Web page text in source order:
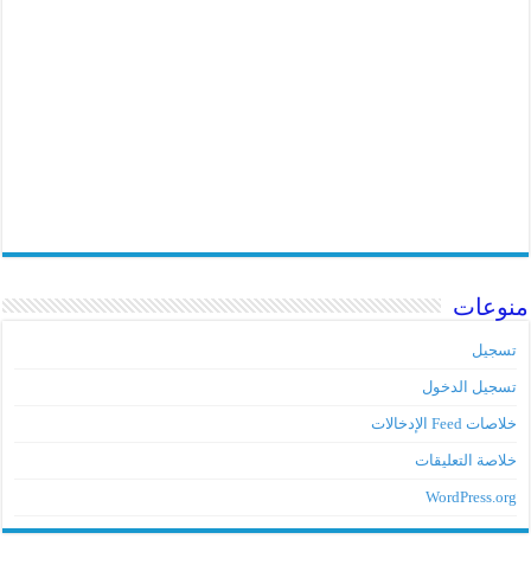
منوعات
تسجيل
تسجيل الدخول
خلاصات Feed الإدخالات
خلاصة التعليقات
WordPress.org